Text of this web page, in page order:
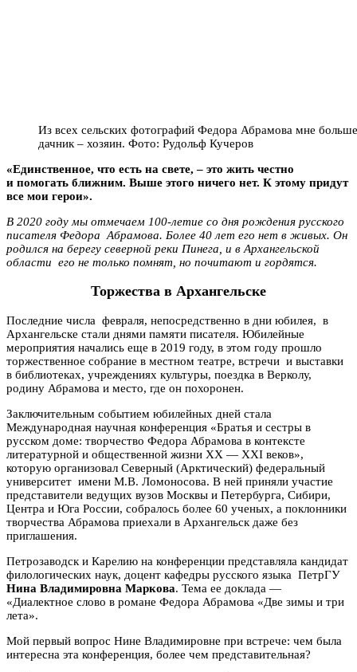
Из всех сельских фотографий Федора Абрамова мне
дачник – хозяин. Фото: Рудольф Кучеров
«Единственное, что есть на свете, – это жить честно
и помогать ближним. Выше этого ничего нет. К этому придут
все мои герои».
В 2020 году мы отмечаем 100-летие со дня рождения русского
писателя Федора Абрамова. Более 40 лет его нет в живых. Он
родился на берегу северной реки Пинега, и в Архангельской
области его не только помнят, но почитают и гордятся.
Торжества в Архангельске
Последние числа февраля, непосредственно в дни юбилея, в
Архангельске стали днями памяти писателя. Юбилейные
мероприятия начались еще в 2019 году, в этом году прошло
торжественное собрание в местном театре, встречи и выставки
в библиотеках, учреждениях культуры, поездка в Верколу,
родину Абрамова и место, где он похоронен.
Заключительным событием юбилейных дней стала
Международная научная конференция «Братья и сестры в
русском доме: творчество Федора Абрамова в контексте
литературной и общественной жизни ХХ — ХХI веков»,
которую организовал Северный (Арктический) федеральный
университет имени М.В. Ломоносова. В ней приняли участие
представители ведущих вузов Москвы и Петербурга, Сибири,
Центра и Юга России, собралось более 60 ученых, а поклонники
творчества Абрамова приехали в Архангельск даже без
приглашения.
Петрозаводск и Карелию на конференции представляла кандидат
филологических наук, доцент кафедры русского языка ПетрГУ
Нина Владимировна Маркова. Тема ее доклада —
«Диалектное слово в романе Федора Абрамова «Две зимы и три
лета».
Мой первый вопрос Нине Владимировне при встрече: чем была
интересна эта конференция, более чем представительная?